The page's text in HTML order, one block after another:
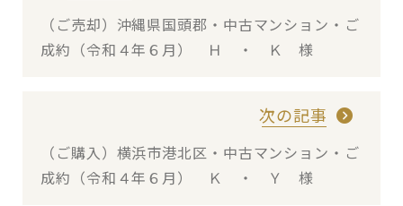
（ご売却）沖縄県国頭郡・中古マンション・ご
成約（令和４年６月） Ｈ ・ Ｋ 様
次の記事
（ご購入）横浜市港北区・中古マンション・ご
成約（令和４年６月） Ｋ ・ Ｙ 様